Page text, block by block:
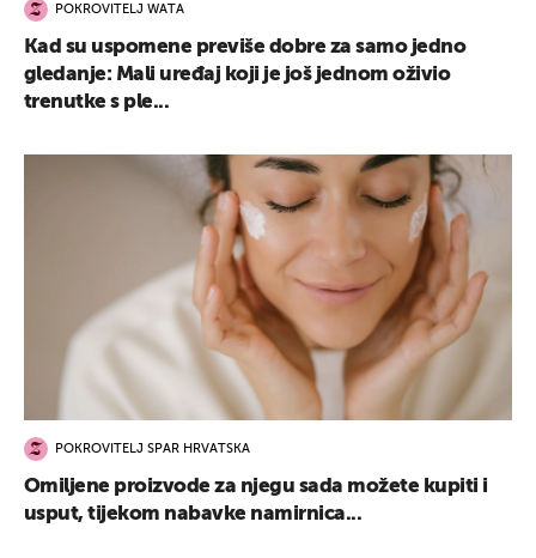
POKROVITELJ WATA
Kad su uspomene previše dobre za samo jedno
gledanje: Mali uređaj koji je još jednom oživio
trenutke s ple...
POKROVITELJ SPAR HRVATSKA
Omiljene proizvode za njegu sada možete kupiti i
usput, tijekom nabavke namirnica...